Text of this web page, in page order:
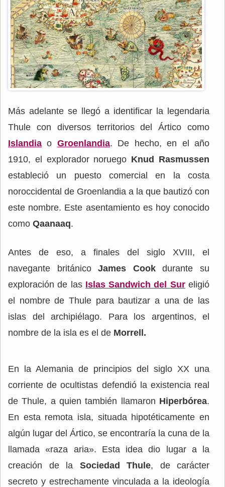
Más adelante se llegó a identificar la legendaria
Thule con diversos territorios del Ártico como
Islandia o Groenlandia. De hecho, en el año
1910, el explorador noruego Knud Rasmussen
estableció un puesto comercial en la costa
noroccidental de Groenlandia a la que bautizó con
este nombre. Este asentamiento es hoy conocido
como Qaanaaq.
Antes de eso, a finales del siglo XVIII, el
navegante británicoJames Cookdurante su
exploración de las Islas Sandwich del Sureligió
el nombre de Thule para bautizar a una de las
islas del archipiélago. Para los argentinos, el
nombre de la isla es el de Morrell.
En la Alemania de principios del siglo XX una
corriente de ocultistas defendió la existencia real
de Thule, a quien también llamaron Hiperbórea.
En esta remota isla, situada hipotéticamente en
algún lugar del Ártico, se encontraría la cuna de la
llamada «raza aria». Esta idea dio lugar a la
creación de la Sociedad Thule, de carácter
secreto y estrechamente vinculada a la ideología